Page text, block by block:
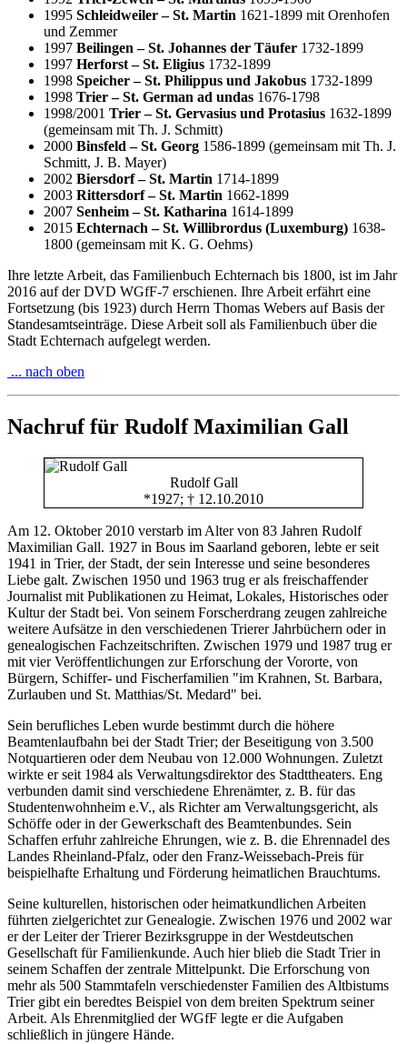
1995 Schleidweiler – St. Martin 1621-1899 mit Orenhofen
und Zemmer
1997 Beilingen – St. Johannes der Täufer 1732-1899
1997 Herforst – St. Eligius 1732-1899
1998 Speicher – St. Philippus und Jakobus 1732-1899
1998 Trier – St. German ad undas 1676-1798
1998/2001 Trier – St. Gervasius und Protasius 1632-1899
(gemeinsam mit Th. J. Schmitt)
2000 Binsfeld – St. Georg 1586-1899 (gemeinsam mit Th. J.
Schmitt, J. B. Mayer)
2002 Biersdorf – St. Martin 1714-1899
2003 Rittersdorf – St. Martin 1662-1899
2007 Senheim – St. Katharina 1614-1899
2015 Echternach – St. Willibrordus (Luxemburg) 1638-
1800 (gemeinsam mit K. G. Oehms)
Ihre letzte Arbeit, das Familienbuch Echternach bis 1800, ist im Jahr
2016 auf der DVD WGfF-7 erschienen. Ihre Arbeit erfährt eine
Fortsetzung (bis 1923) durch Herrn Thomas Webers auf Basis der
Standesamtseinträge. Diese Arbeit soll als Familienbuch über die
Stadt Echternach aufgelegt werden.
... nach oben
Nachruf für Rudolf Maximilian Gall
Rudolf Gall
*1927; † 12.10.2010
Am 12. Oktober 2010 verstarb im Alter von 83 Jahren Rudolf
Maximilian Gall. 1927 in Bous im Saarland geboren, lebte er seit
1941 in Trier, der Stadt, der sein Interesse und seine besonderes
Liebe galt. Zwischen 1950 und 1963 trug er als freischaffender
Journalist mit Publikationen zu Heimat, Lokales, Historisches oder
Kultur der Stadt bei. Von seinem Forscherdrang zeugen zahlreiche
weitere Aufsätze in den verschiedenen Trierer Jahrbüchern oder in
genealogischen Fachzeitschriften. Zwischen 1979 und 1987 trug er
mit vier Veröffentlichungen zur Erforschung der Vororte, von
Bürgern, Schiffer- und Fischerfamilien "im Krahnen, St. Barbara,
Zurlauben und St. Matthias/St. Medard" bei.
Sein berufliches Leben wurde bestimmt durch die höhere
Beamtenlaufbahn bei der Stadt Trier; der Beseitigung von 3.500
Notquartieren oder dem Neubau von 12.000 Wohnungen. Zuletzt
wirkte er seit 1984 als Verwaltungsdirektor des Stadttheaters. Eng
verbunden damit sind verschiedene Ehrenämter, z. B. für das
Studentenwohnheim e.V., als Richter am Verwaltungsgericht, als
Schöffe oder in der Gewerkschaft des Beamtenbundes. Sein
Schaffen erfuhr zahlreiche Ehrungen, wie z. B. die Ehrennadel des
Landes Rheinland-Pfalz, oder den Franz-Weissebach-Preis für
beispielhafte Erhaltung und Förderung heimatlichen Brauchtums.
Seine kulturellen, historischen oder heimatkundlichen Arbeiten
führten zielgerichtet zur Genealogie. Zwischen 1976 und 2002 war
er der Leiter der Trierer Bezirksgruppe in der Westdeutschen
Gesellschaft für Familienkunde. Auch hier blieb die Stadt Trier in
seinem Schaffen der zentrale Mittelpunkt. Die Erforschung von
mehr als 500 Stammtafeln verschiedenster Familien des Altbistums
Trier gibt ein beredtes Beispiel von dem breiten Spektrum seiner
Arbeit. Als Ehrenmitglied der WGfF legte er die Aufgaben
schließlich in jüngere Hände.